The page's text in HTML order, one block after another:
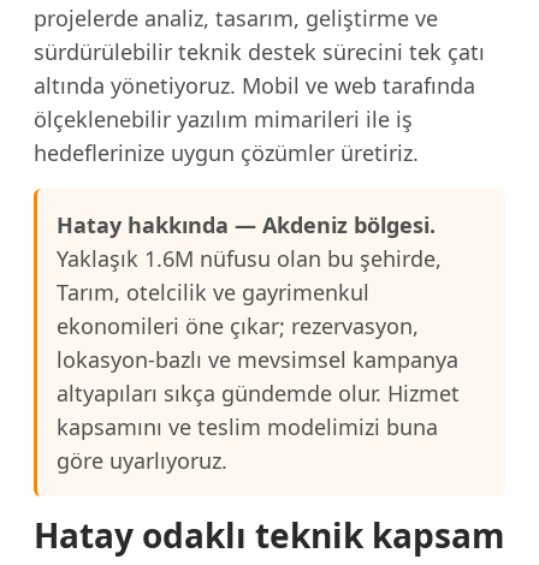
projelerde analiz, tasarım, geliştirme ve
sürdürülebilir teknik destek sürecini tek çatı
altında yönetiyoruz. Mobil ve web tarafında
ölçeklenebilir yazılım mimarileri ile iş
hedeflerinize uygun çözümler üretiriz.
Hatay hakkında — Akdeniz bölgesi.
Yaklaşık 1.6M nüfusu olan bu şehirde,
Tarım, otelcilik ve gayrimenkul
ekonomileri öne çıkar; rezervasyon,
lokasyon-bazlı ve mevsimsel kampanya
altyapıları sıkça gündemde olur. Hizmet
kapsamını ve teslim modelimizi buna
göre uyarlıyoruz.
Hatay odaklı teknik kapsam